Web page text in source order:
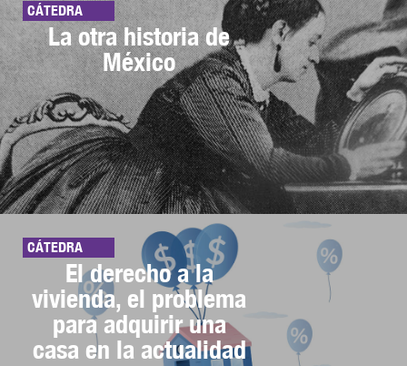
CÁTEDRA
La otra historia de
México
CÁTEDRA
El derecho a la
vivienda, el problema
para adquirir una
casa en la actualidad